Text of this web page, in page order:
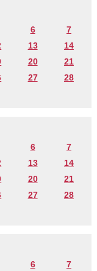
6
7
13
14
20
21
27
28
6
7
13
14
20
21
27
28
6
7